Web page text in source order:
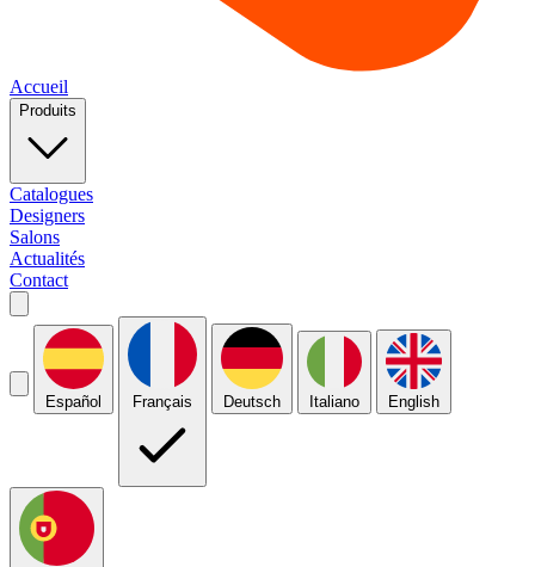
Accueil
Produits
Catalogues
Designers
Salons
Actualités
Contact
Español Français Deutsch Italiano English